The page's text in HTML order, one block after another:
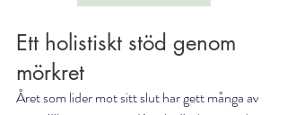
Ett holistiskt stöd genom
mörkret
Året som lider mot sitt slut har gett många av